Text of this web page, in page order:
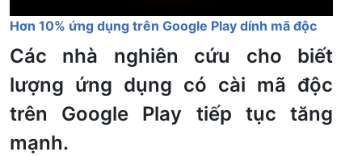
Hơn 10% ứng dụng trên Google Play dính mã độc
Các nhà nghiên cứu cho biết
lượng ứng dụng có cài mã độc
trên Google Play tiếp tục tăng
mạnh.